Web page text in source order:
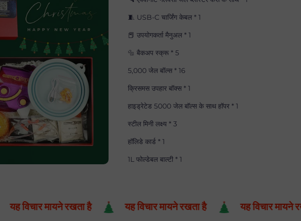
🧵 USB-C चार्जिंग केबल * 1
📕 उपयोगकर्ता मैनुअल * 1
🔩 बैकअप स्क्रू * 5
5,000 जेल बॉल्स * 16
क्रिसमस उपहार बॉक्स * 1
हाइड्रेटेड 5000 जेल बॉल्स के साथ हॉपर * 1
स्टील मिनी लक्ष्य * 3
हॉलिडे कार्ड * 1
1L फोल्डेबल बाल्टी * 1
मायने रखता है यह विचार मायने रखता है यह विचार मायने रखता है